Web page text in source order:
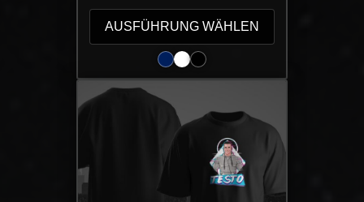
AUSFÜHRUNG WÄHLEN
weist
Die
Optionen
auf